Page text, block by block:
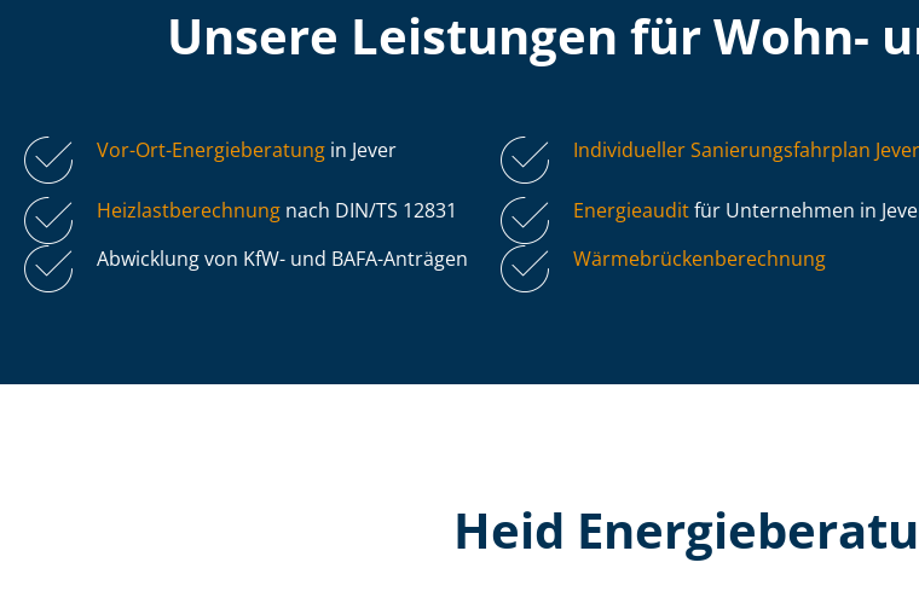
Unsere Leistungen für Wohn-
Vor-Ort-Energieberatung in Jever Individueller Sa­nie­rungs­fahr­plan Jever
Heiz­last­be­rech­nung nach DIN/TS 12831 Energieauditfür Unternehmen in
Abwicklung von KfW- und BAFA-Anträgen
Wär­me­brü­cken­be­rech­nung
Heid